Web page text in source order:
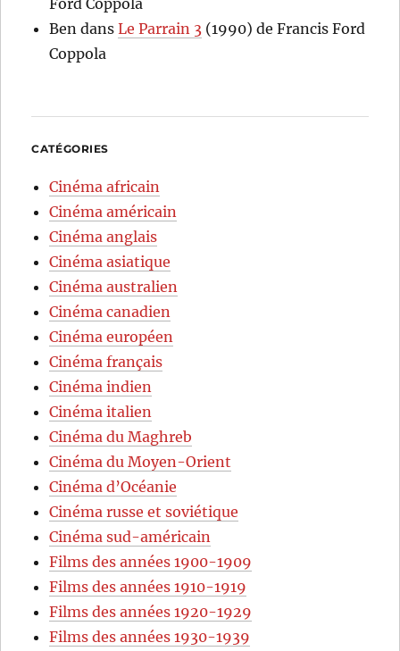
Ford Coppola
Ben dansLe Parrain 3 (1990) de Francis Ford
Coppola
CATÉGORIES
Cinéma africain
Cinéma américain
Cinéma anglais
Cinéma asiatique
Cinéma australien
Cinéma canadien
Cinéma européen
Cinéma français
Cinéma indien
Cinéma italien
Cinéma du Maghreb
Cinéma du Moyen-Orient
Cinéma d’Océanie
Cinéma russe et soviétique
Cinéma sud-américain
Films des années 1900-1909
Films des années 1910-1919
Films des années 1920-1929
Films des années 1930-1939